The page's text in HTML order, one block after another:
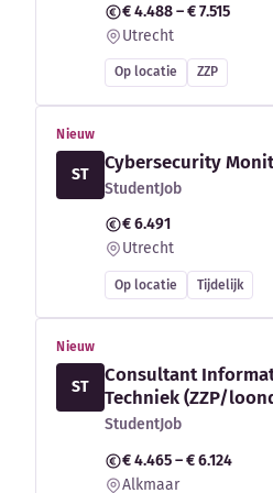
€ 4.488 – € 7.515
Utrecht
Op locatie ZZP
Nieuw
ST
Cybersecurity
StudentJob
€ 6.491
Utrecht
Op locatie Tijdelijk
Nieuw
ST
Consultant
Techniek (ZZP/
StudentJob
€ 4.465 – € 6.124
Alkmaar